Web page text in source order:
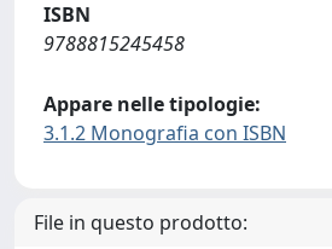
ISBN
9788815245458
Appare nelle tipologie:
3.1.2 Monografia con ISBN
File in questo prodotto: